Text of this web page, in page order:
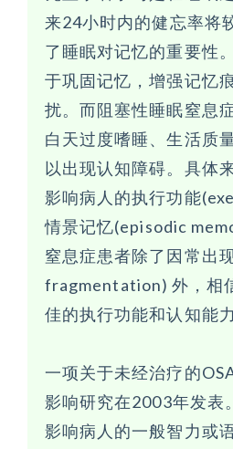
来24小时内的健忘率将
了睡眠对记忆的重要性
于巩固记忆，增强记忆
扰。而阻塞性睡眠窒息
白天过度嗜睡、生活质
以出现认知障碍。具体
影响病人的执行功能
情景记忆(episodic
窒息症患者除了因常出
fragmentation) 外，相
佳的执行功能和认知能力
一项关于未经治疗的
影响研究在2003年发表
影响病人的一般智力或